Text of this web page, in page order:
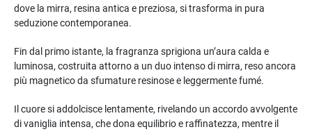
dove la mirra, resina antica e preziosa, si trasforma in pura
seduzione contemporanea.
Fin dal primo istante, la fragranza sprigiona un’aura calda e
luminosa, costruita attorno a un duo intenso di mirra, reso ancora
più magnetico da sfumature resinose e leggermente fumé.
Il cuore si addolcisce lentamente, rivelando un accordo avvolgente
di vaniglia intensa, che dona equilibrio e raffinatezza, mentre il